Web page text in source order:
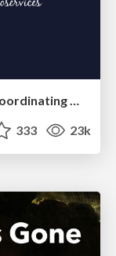
Distributed Sagas: A Protocol for Coordinating Microservices
333 23k